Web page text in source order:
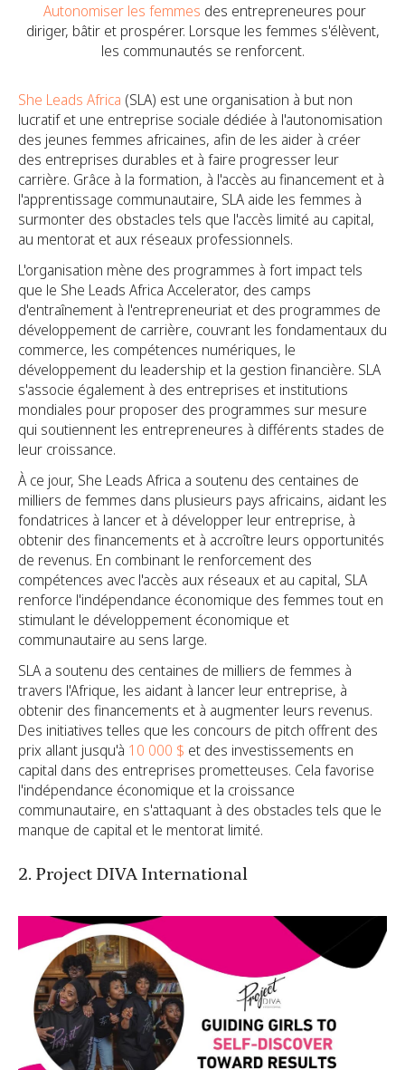
Autonomiser les femmes des entrepreneures pour
diriger, bâtir et prospérer. Lorsque les femmes s'élèvent,
les communautés se renforcent.
She Leads Africa (SLA) est une organisation à but non
lucratif et une entreprise sociale dédiée à l'autonomisation
des jeunes femmes africaines, afin de les aider à créer
des entreprises durables et à faire progresser leur
carrière. Grâce à la formation, à l'accès au financement et à
l'apprentissage communautaire, SLA aide les femmes à
surmonter des obstacles tels que l'accès limité au capital,
au mentorat et aux réseaux professionnels.
L'organisation mène des programmes à fort impact tels
que le She Leads Africa Accelerator, des camps
d'entraînement à l'entrepreneuriat et des programmes de
développement de carrière, couvrant les fondamentaux du
commerce, les compétences numériques, le
développement du leadership et la gestion financière. SLA
s'associe également à des entreprises et institutions
mondiales pour proposer des programmes sur mesure
qui soutiennent les entrepreneures à différents stades de
leur croissance.
À ce jour, She Leads Africa a soutenu des centaines de
milliers de femmes dans plusieurs pays africains, aidant les
fondatrices à lancer et à développer leur entreprise, à
obtenir des financements et à accroître leurs opportunités
de revenus. En combinant le renforcement des
compétences avec l'accès aux réseaux et au capital, SLA
renforce l'indépendance économique des femmes tout en
stimulant le développement économique et
communautaire au sens large.
SLA a soutenu des centaines de milliers de femmes à
travers l'Afrique, les aidant à lancer leur entreprise, à
obtenir des financements et à augmenter leurs revenus.
Des initiatives telles que les concours de pitch offrent des
prix allant jusqu'à 10 000 $ et des investissements en
capital dans des entreprises prometteuses. Cela favorise
l'indépendance économique et la croissance
communautaire, en s'attaquant à des obstacles tels que le
manque de capital et le mentorat limité.
2. Project DIVA International